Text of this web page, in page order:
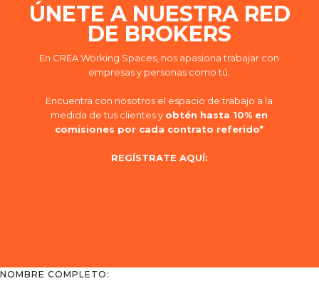
ÚNETE A NUESTRA RED
DE BROKERS
En CREA Working Spaces, nos apasiona trabajar con
empresas y personas como tú.
Encuentra con nosotros el espacio de trabajo a la
medida de tus clientes y obtén hasta 10% en
comisiones por cada contrato referido*
REGÍSTRATE AQUÍ:
NOMBRE COMPLETO: